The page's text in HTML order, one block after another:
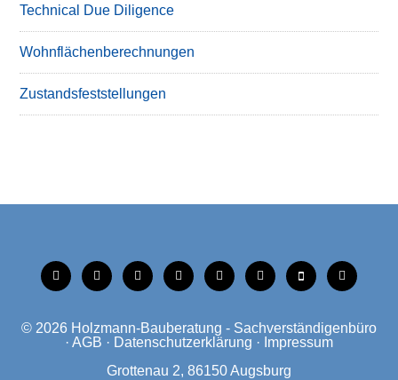
Technical Due Diligence
Wohnflächenberechnungen
Zustandsfeststellungen
tiktok instagramfacebooklinkedinxing linkedinmobilemail
© 2026 Holzmann-Bauberatung - Sachverständigenbüro
· AGB · Datenschutzerklärung · Impressum
Grottenau 2, 86150 Augsburg